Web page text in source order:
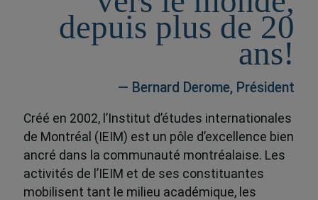
depuis plus de 20
ans!
— Bernard Derome, Président
Créé en 2002, l’Institut d’études internationales
de Montréal (IEIM) est un pôle d’excellence bien
ancré dans la communauté montréalaise. Les
activités de l’IEIM et de ses constituantes
mobilisent tant le milieu académique, les